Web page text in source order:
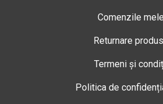
Comenzile mele
Returnare
Termeni și
Politica de